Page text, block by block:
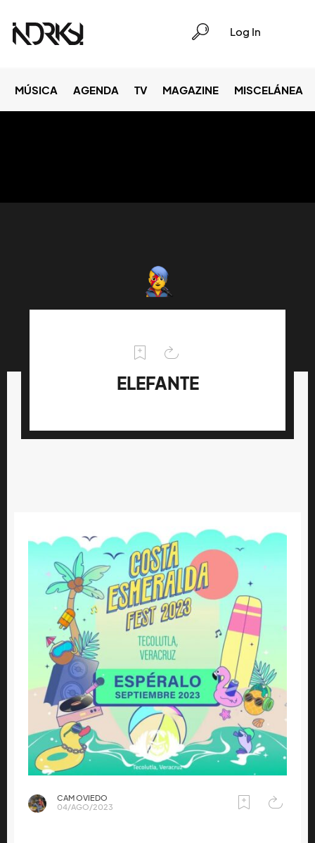
Log In
MÚSICA AGENDA TV MAGAZINE MISCELÁNEA
ELEFANTE
CAM OVIEDO
04/AGO/2023